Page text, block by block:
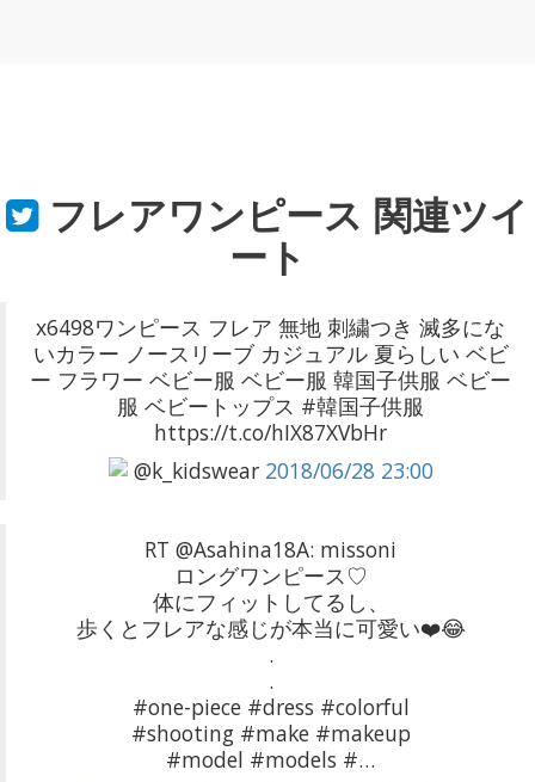
フレアワンピース 関連ツイ
ート
x6498ワンピース フレア 無地 刺繍つき 滅多にな
いカラー ノースリーブ カジュアル 夏らしい ベビ
ー フラワー ベビー服 ベビー服 韓国子供服 ベビー
服 ベビートップス #韓国子供服
https://t.co/hIX87XVbHr
@k_kidswear 2018/06/28 23:00
RT @Asahina18A: missoni
ロングワンピース♡
体にフィットしてるし、
歩くとフレアな感じが本当に可愛い❤️😂
.
.
#one-piece #dress #colorful
#shooting #make #makeup
#model #models #…